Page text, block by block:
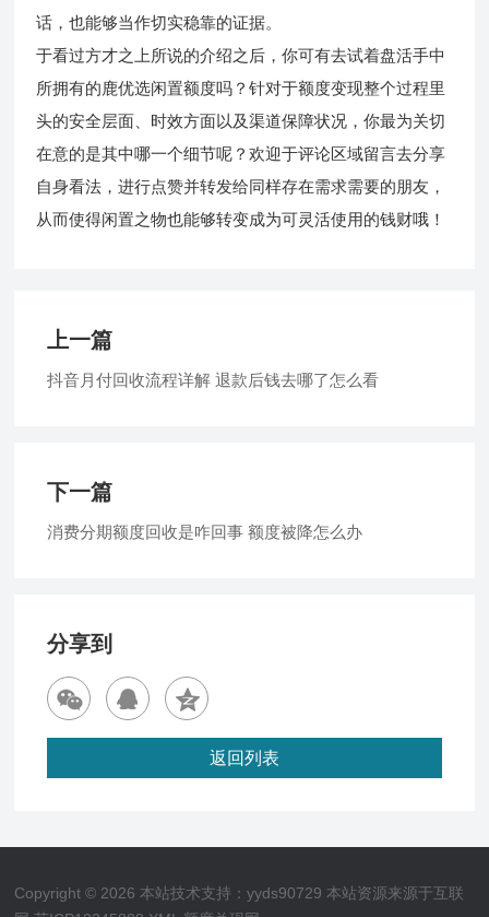
话，也能够当作切实稳靠的证据。
于看过方才之上所说的介绍之后，你可有去试着盘活手中
所拥有的鹿优选闲置额度吗？针对于额度变现整个过程里
头的安全层面、时效方面以及渠道保障状况，你最为关切
在意的是其中哪一个细节呢？欢迎于评论区域留言去分享
自身看法，进行点赞并转发给同样存在需求需要的朋友，
从而使得闲置之物也能够转变成为可灵活使用的钱财哦！
上一篇
抖音月付回收流程详解 退款后钱去哪了怎么看
下一篇
消费分期额度回收是咋回事 额度被降怎么办
分享到
返回列表
Copyright © 2026 本站技术支持：yyds90729 本站资源来源于互联